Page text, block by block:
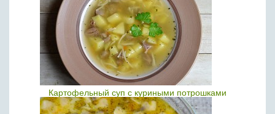
Картофельный суп с куриными потрошками